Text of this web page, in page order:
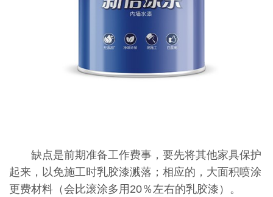
缺点是前期准备工作费事，要先将其他家具保护
起来，以免施工时乳胶漆溅落；相应的，大面积喷涂
更费材料（会比滚涂多用20％左右的乳胶漆）。